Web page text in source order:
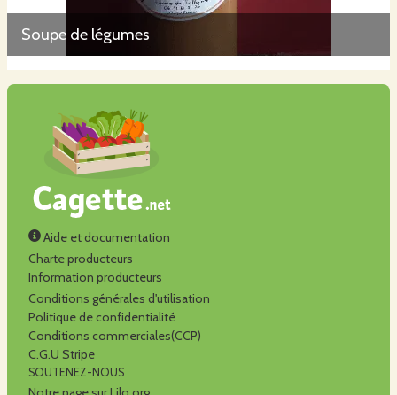
Soupe de légumes
Aide et documentation
Charte producteurs
Information producteurs
Conditions générales d'utilisation
Politique de confidentialité
Conditions commerciales(CCP)
C.G.U Stripe
SOUTENEZ-NOUS